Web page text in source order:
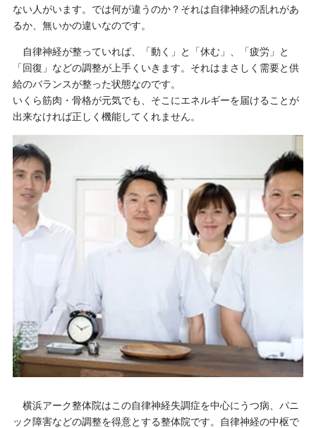
ない人がいます。では何が違うのか？それは自律神経の乱れがあ
るか、無いかの違いなのです。
自律神経が整っていれば、「動く」と「休む」、「疲労」と
「回復」などの調整が上手くいきます。それはまさしく需要と供
給のバランスが整った状態なのです。
いくら筋肉・骨格が元気でも、そこにエネルギーを届けることが
出来なければ正しく機能してくれません。
横浜アーク整体院はこの自律神経失調症を中心にうつ病、パニ
ック障害などの調整を得意とする整体院です。自律神経の中枢で